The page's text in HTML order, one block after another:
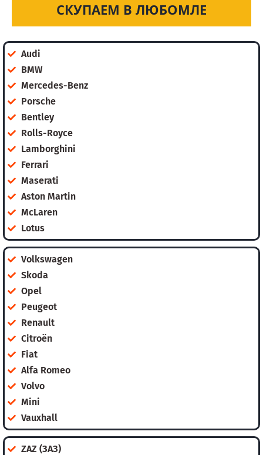
СКУПАЕМ В ЛЮБОМЛЕ
Audi
BMW
Mercedes-Benz
Porsche
Bentley
Rolls-Royce
Lamborghini
Ferrari
Maserati
Aston Martin
McLaren
Lotus
Volkswagen
Skoda
Opel
Peugeot
Renault
Citroën
Fiat
Alfa Romeo
Volvo
Mini
Vauxhall
ZAZ (ЗАЗ)